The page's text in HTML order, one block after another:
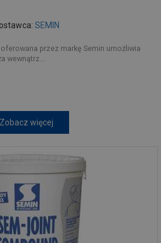
SEMIN
przez markę Semin umożliwia
wewnątrz...
Zobacz więcej